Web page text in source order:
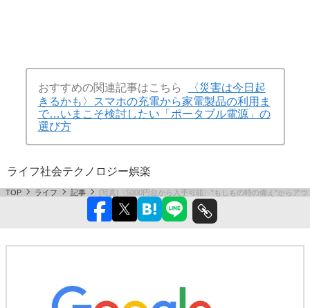
おすすめの関連記事はこちら
〈災害は今日起
きるかも〉スマホの充電から家電製品の利用ま
で…いまこそ検討したい「ポータブル電源」の
選び方
ライフ社会テクノロジー娯楽
TOP ライフ 記事 [写真]〈5000円台から入手可能〉“もしもの時の備え”から